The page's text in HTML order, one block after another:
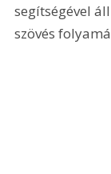
segítségével
szövés